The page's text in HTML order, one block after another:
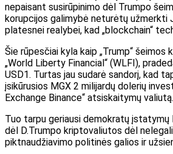
nepaisant susirūpinimo dėl Trumpo
korupcijos galimybė neturėtų užmerkti
platesnei realybei, kad „blockchain“
Šie rūpesčiai kyla kaip „Trump“ šeimos
„World Liberty Financial“ (WLFI),
USD1. Turtas jau sudarė sandorį, kad
įsikūrusios MGX 2 milijardų dolerių
Exchange Binance“ atsiskaitymų valiutą.
Tuo tarpu geriausi demokratų įstatymų
dėl D.Trumpo kriptovaliutos dėl
piktnaudžiavimo politinės galios ir